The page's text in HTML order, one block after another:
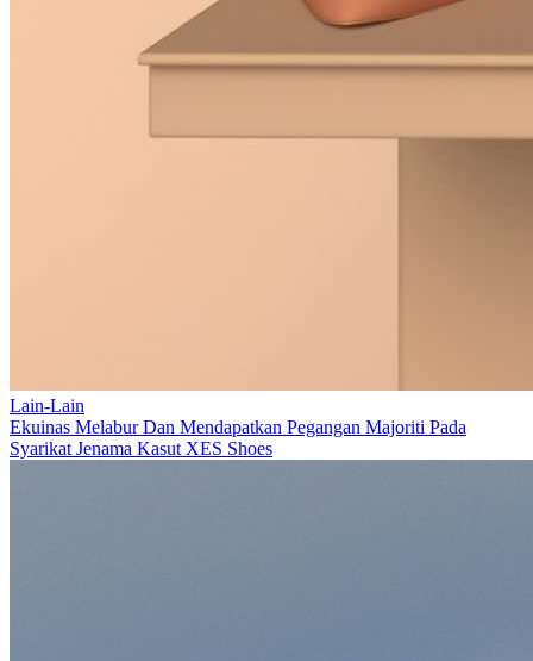
Lain-Lain
Ekuinas Melabur Dan Mendapatkan Pegangan Majoriti Pada
Syarikat Jenama Kasut XES Shoes